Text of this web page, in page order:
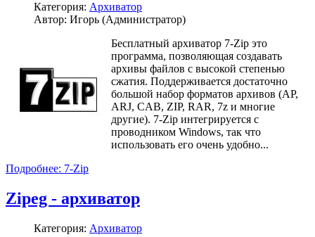
Категория: Архиватор
Автор: Игорь (Администратор)
Бесплатный архиватор 7-Zip это
программа, позволяющая создавать
архивы файлов с высокой степенью
сжатия. Поддерживается достаточно
большой набор форматов архивов (АР,
ARJ, CAB, ZIP, RAR, 7z и многие
другие). 7-Zip интегрируется с
проводником Windows, так что
использовать его очень удобно...
Подробнее: 7-Zip
Zipeg - архиватор
Категория: Архиватор